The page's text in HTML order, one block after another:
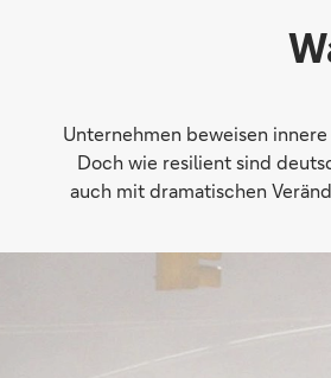
Unternehmen beweisen
Doch wie resilient sind
auch mit dramatischen